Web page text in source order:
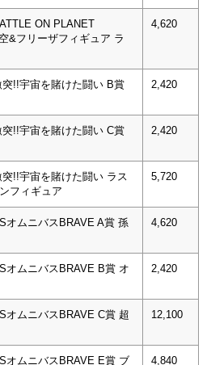
ON PLANET
&フリーザフィギュア ラ
4,620
!!宇宙を賭けた闘い B賞
2,420
!!宇宙を賭けた闘い C賞
2,420
!!宇宙を賭けた闘い ラス
フィギュア
5,720
オムニバスBRAVE A賞 孫
4,620
オムニバスBRAVE B賞 オ
2,420
オムニバスBRAVE C賞 超
12,100
オムニバスBRAVE E賞 ブ
4,840